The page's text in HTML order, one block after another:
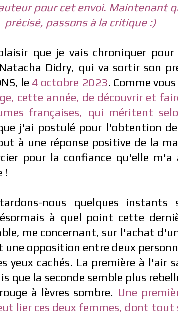
pour cet envoi. Maintenant
précisé, passons à la critique :)
que je vais chroniquer pour
Didry, qui va sortir son
le 4 octobre 2023. Comme
cette année, de découvrir et
françaises, qui méritent
j'ai postulé pour l'obtention
à une réponse positive de la
pour la confiance qu'elle m'a
!
nous quelques instants
à quel point cette
me concernant, sur l'achat
une opposition entre deux
yeux cachés. La première à l'air
que la seconde semble plus
à lèvres sombre. Une
lier ces deux femmes, dont tout